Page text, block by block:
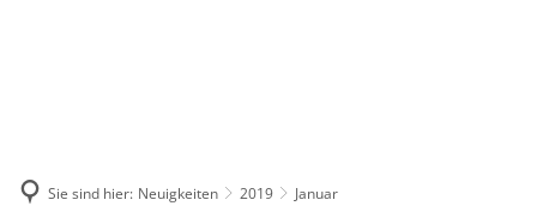
Sie sind hier: Neuigkeiten 2019
Januar